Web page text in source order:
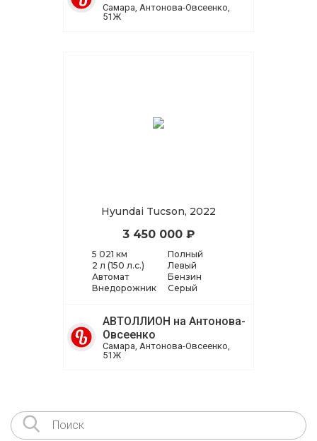
Самара, Антонова-Овсеенко,
51Ж
Hyundai Tucson, 2022
3 450 000 ₽
5 021 км
2 л (150 л.с.)
Автомат
Внедорожник
Полный
Левый
Бензин
Серый
АВТОЛЛИОН на Антонова-
Овсеенко
Самара, Антонова-Овсеенко,
51Ж